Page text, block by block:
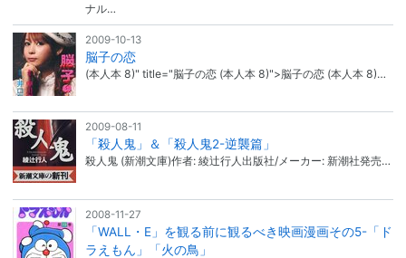
ナル…
2009-10-13
脳子の恋
(本人本 8)" title="脳子の恋 (本人本 8)">脳子の恋 (本人本 8)…
2009-08-11
「殺人鬼」＆「殺人鬼2-逆襲篇」
殺人鬼 (新潮文庫)作者: 綾辻行人出版社/メーカー: 新潮社発売…
2008-11-27
「WALL・E」を観る前に観るべき映画漫画その5-「ド
ラえもん」「火の鳥」